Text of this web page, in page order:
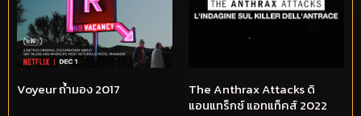
Voyeur ถ้ำมอง 2017
The Anthrax Attacks ดิ
แอนแทร็กซ์ แอทแท็คส์ 2022